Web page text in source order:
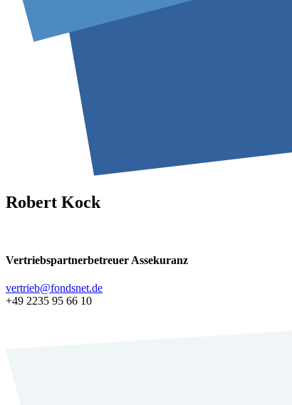
Robert Kock
Vertriebspartnerbetreuer Assekuranz
vertrieb@fondsnet.de
+49 2235 95 66 10